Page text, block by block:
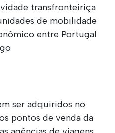
transfronteiriça
de mobilidade
entre Portugal
ser adquiridos no
pontos de venda da